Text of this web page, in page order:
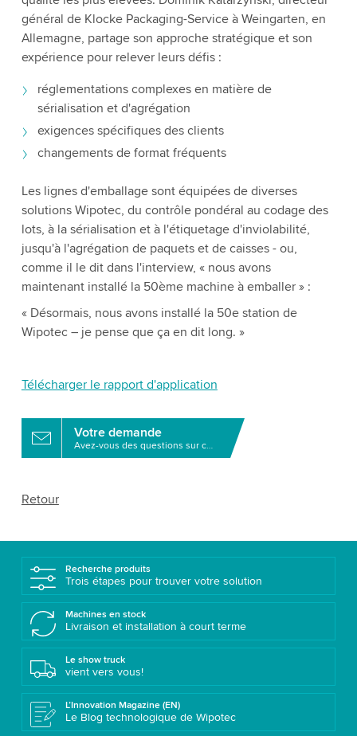
général de Klocke Packaging-Service à Weingarten, en
Allemagne, partage son approche stratégique et son
expérience pour relever leurs défis :
réglementations complexes en matière de
sérialisation et d'agrégation
exigences spécifiques des clients
changements de format fréquents
Les lignes d'emballage sont équipées de diverses
solutions Wipotec, du contrôle pondéral au codage des
lots, à la sérialisation et à l'étiquetage d'inviolabilité,
jusqu'à l'agrégation de paquets et de caisses - ou,
comme il le dit dans l'interview, « nous avons
maintenant installé la 50ème machine à emballer » :
« Désormais, nous avons installé la 50e station de
Wipotec – je pense que ça en dit long. »
Télécharger le rapport d'application
Votre demande
Avez-vous des questions sur ce produit?
Retour
Recherche produits
Trois étapes pour trouver votre solution
Machines en stock
Livraison et installation à court terme
Le show truck
vient vers vous!
L’Innovation Magazine (EN)
Le Blog technologique de Wipotec